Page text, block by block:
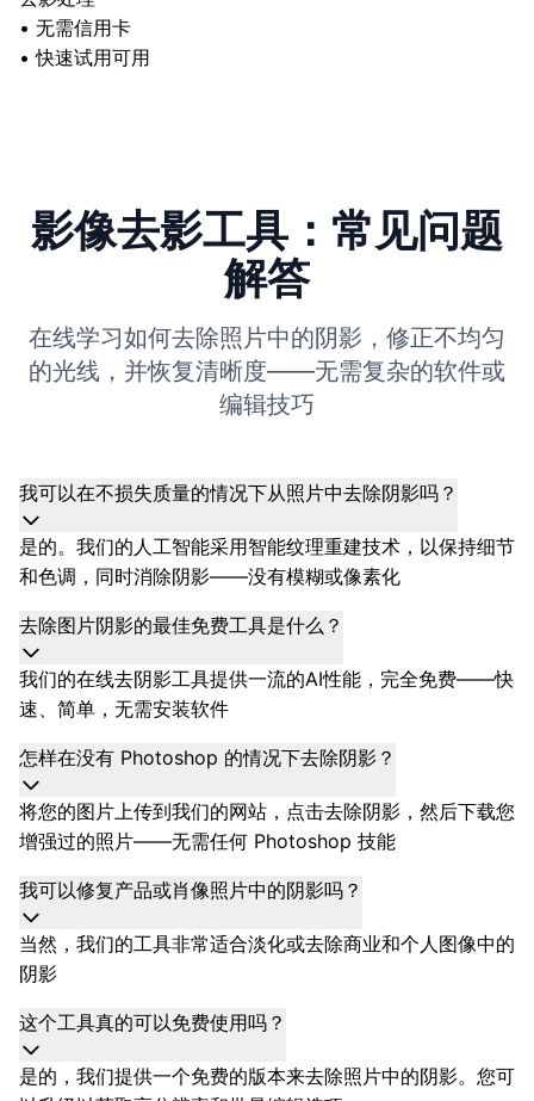
• 无需信用卡
• 快速试用可用
影像去影工具：常见问题
解答
在线学习如何去除照片中的阴影，修正不均匀
的光线，并恢复清晰度——无需复杂的软件或
编辑技巧
我可以在不损失质量的情况下从照片中去除阴影吗？
是的。我们的人工智能采用智能纹理重建技术，以保持细节
和色调，同时消除阴影——没有模糊或像素化
去除图片阴影的最佳免费工具是什么？
我们的在线去阴影工具提供一流的AI性能，完全免费——快
速、简单，无需安装软件
怎样在没有 Photoshop 的情况下去除阴影？
将您的图片上传到我们的网站，点击去除阴影，然后下载您
增强过的照片——无需任何 Photoshop 技能
我可以修复产品或肖像照片中的阴影吗？
当然，我们的工具非常适合淡化或去除商业和个人图像中的
阴影
这个工具真的可以免费使用吗？
是的，我们提供一个免费的版本来去除照片中的阴影。您可